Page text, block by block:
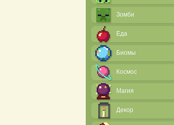
Зомби
Еда
Биомы
Космос
Магия
Декор